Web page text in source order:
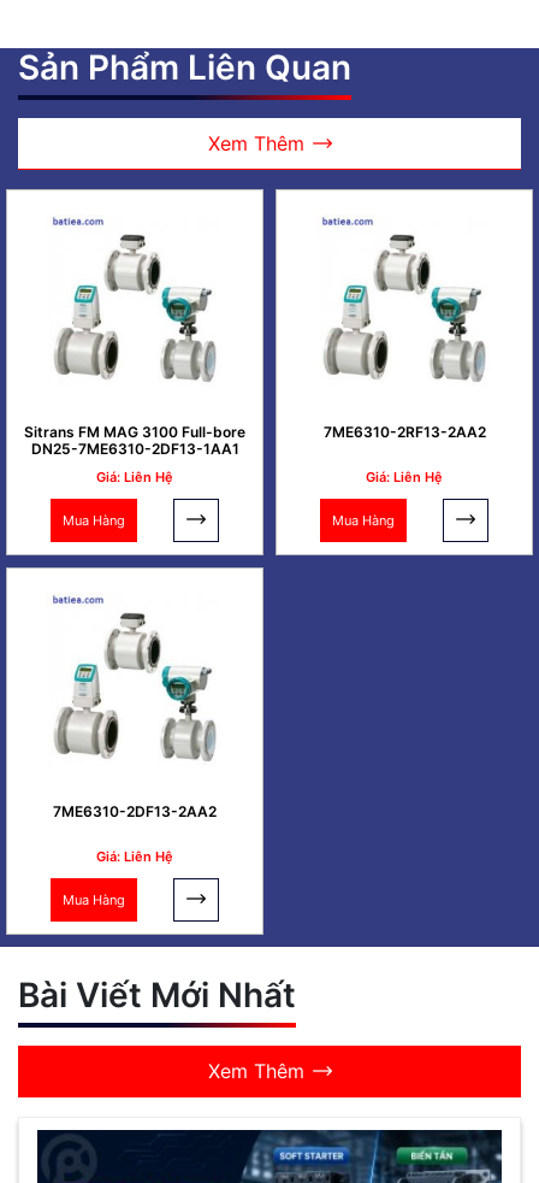
Sản Phẩm Liên Quan
Xem Thêm
Sitrans FM MAG 3100 Full-bore
DN25-7ME6310-2DF13-1AA1
Giá: Liên Hệ
Mua Hàng
7ME6310-2RF13-2AA2
Giá: Liên Hệ
Mua Hàng
7ME6310-2DF13-2AA2
Giá: Liên Hệ
Mua Hàng
Bài Viết Mới Nhất
Xem Thêm